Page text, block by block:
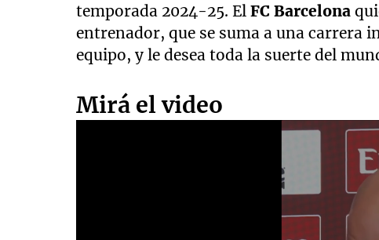
temporada 2024-25. ElFC Barcelona
entrenador, que se suma a una carrera
equipo, y le desea toda la suerte del
Mirá el video